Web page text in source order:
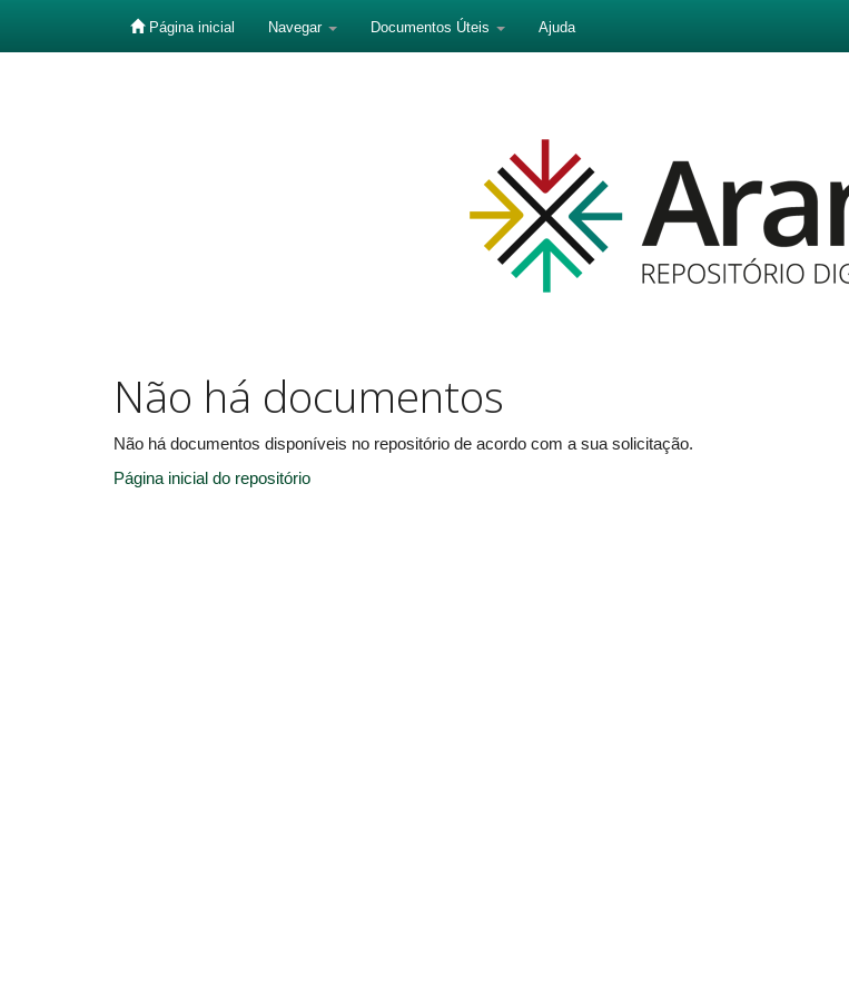
Página inicial Navegar Documentos Úteis Ajuda
Não há documentos
Não há documentos disponíveis no repositório de acordo com a sua solicitação.
Página inicial do repositório